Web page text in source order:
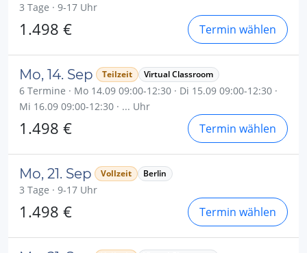
3 Tage · 9-17 Uhr
1.498 € Termin wählen
Mo, 14. Sep Teilzeit Virtual Classroom
6 Termine · Mo 14.09 09:00-12:30 · Di 15.09 09:00-12:30 ·
Mi 16.09 09:00-12:30 · ... Uhr
1.498 € Termin wählen
Mo, 21. Sep Vollzeit Berlin
3 Tage · 9-17 Uhr
1.498 € Termin wählen